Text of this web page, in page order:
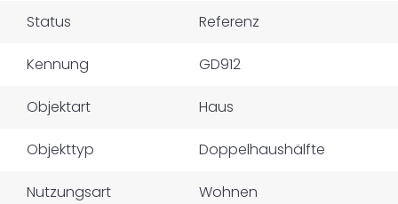
Status Referenz
Kennung GD912
Objektart Haus
Objekttyp Doppelhaushälfte
Nutzungsart Wohnen